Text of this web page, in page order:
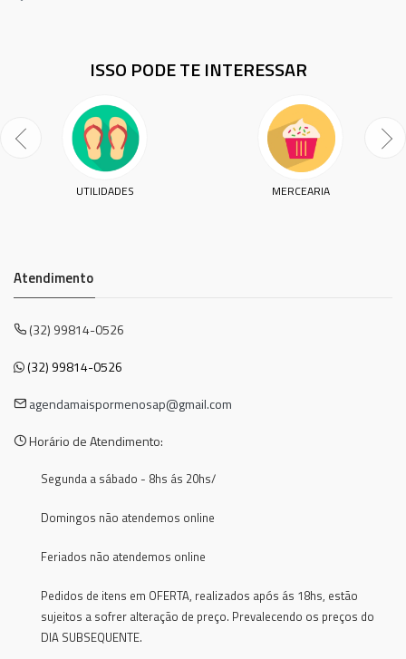
ISSO PODE TE INTERESSAR
UTILIDADES MERCEARIA
Atendimento
(32) 99814-0526
(32) 99814-0526
agendamaispormenosap@gmail.com
Horário de Atendimento:
Segunda a sábado - 8hs ás 20hs/
Domingos não atendemos online
Feriados não atendemos online
Pedidos de itens em OFERTA, realizados após ás 18hs, estão
sujeitos a sofrer alteração de preço. Prevalecendo os preços do
DIA SUBSEQUENTE.